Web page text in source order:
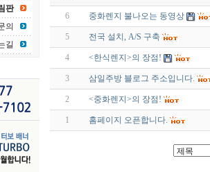
판
의
길
6 중화렌지 불나오는 동영상
5 전국 설치, A/S 구축
4 <한식렌지>의 장점!
3 삼일주방 블로그 주소입니다.
2 <중화렌지>의 장점!
1 홈페이지 오픈합니다.